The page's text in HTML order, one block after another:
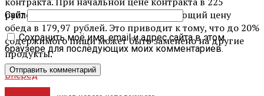
рублей, победил поставщик, предлагающий цену
обеда в 179,97 рублей. Это приводит к тому, что до 20%
содержимого пищи может быть заменено на другие
продукты.
Вперед
Сайт
Сохранить моё имя, email и адрес сайта в этом
браузере для последующих моих комментариев.